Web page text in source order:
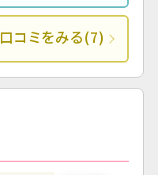
口コミをみる(7)